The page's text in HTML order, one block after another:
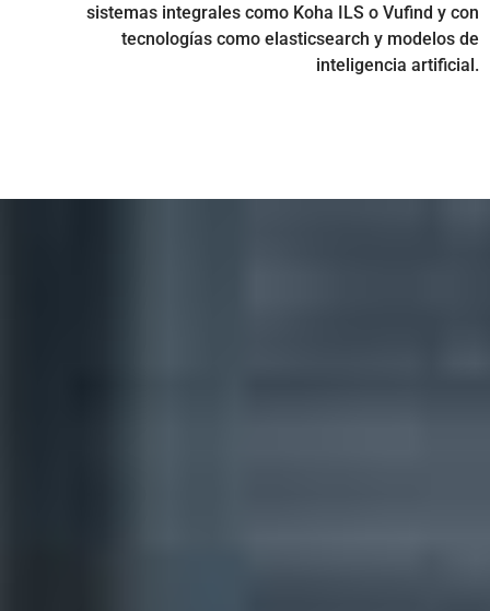
sistemas integrales como Koha ILS o Vufind y con
tecnologías como elasticsearch y modelos de
inteligencia artificial.